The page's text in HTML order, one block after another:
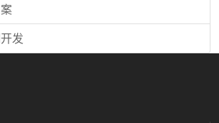
发